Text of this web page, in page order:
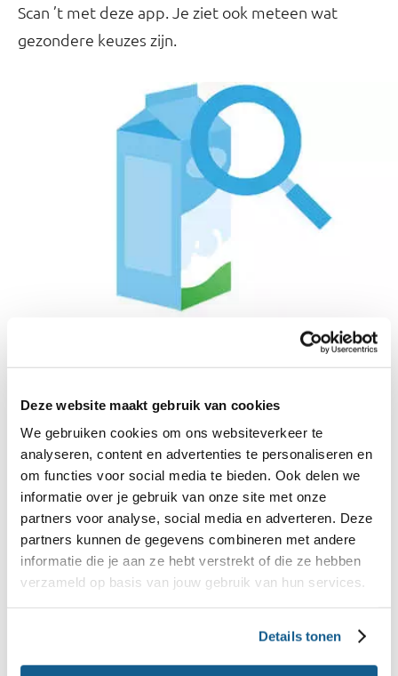
Deze website maakt gebruik van cookies
We gebruiken cookies om ons websiteverkeer te
analyseren, content en advertenties te personaliseren en
om functies voor social media te bieden. Ook delen we
informatie over je gebruik van onze site met onze
partners voor analyse, social media en adverteren. Deze
partners kunnen de gegevens combineren met andere
informatie die je aan ze hebt verstrekt of die ze hebben
verzameld op basis van jouw gebruik van hun services.
Details tonen
Scan ’t met deze app. Je ziet ook meteen wat
gezondere keuzes zijn.
Wil je ook weten of iets een dag- of weekkeuze is?
Gebruik dan deze online tool. Zo kun je zelf zien of
iets een betere keuze is.
Bouwtoppers
Je hoeft natuurlijk niet voor alles zelf het wiel uit
te vinden. Met onze bouwers stel je simpel een
gezonde en duurzame topper samen.